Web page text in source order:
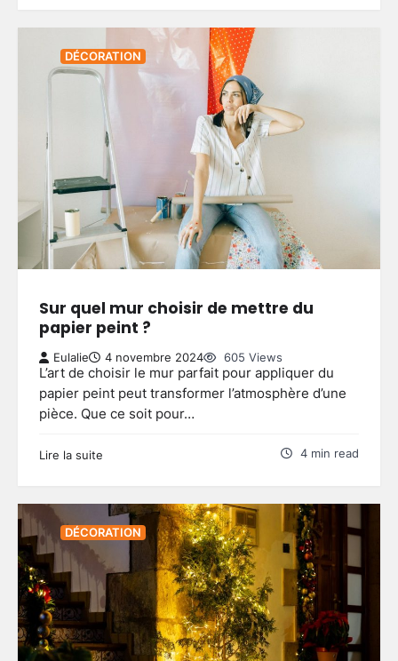
DÉCORATION
Sur quel mur choisir de mettre du
papier peint ?
Eulalie 4 novembre 2024 605 Views
L’art de choisir le mur parfait pour appliquer du
papier peint peut transformer l’atmosphère d’une
pièce. Que ce soit pour…
Lire la suite 4 min read
DÉCORATION